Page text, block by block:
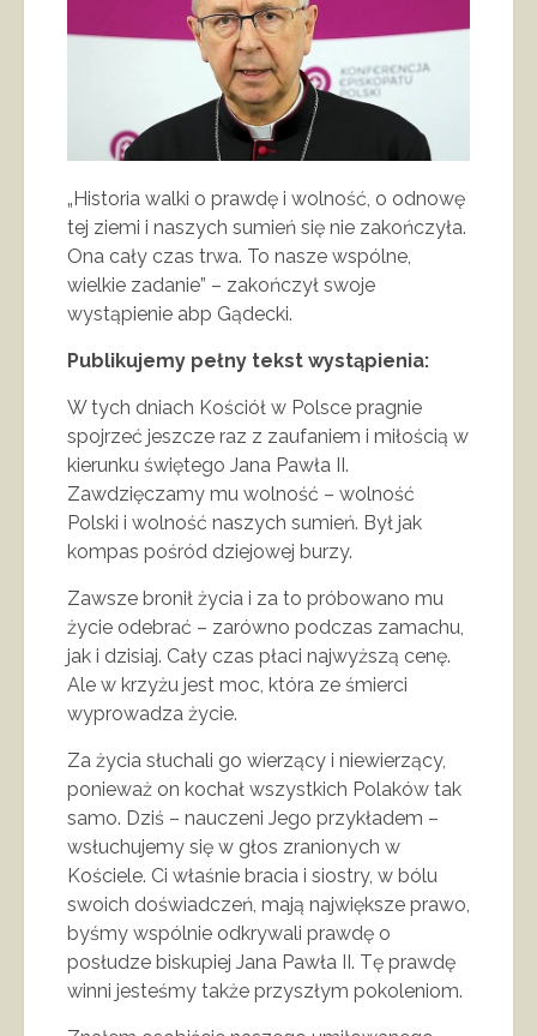
„Historia walki o prawdę i wolność, o odnowę
tej ziemi i naszych sumień się nie zakończyła.
Ona cały czas trwa. To nasze wspólne,
wielkie zadanie” – zakończył swoje
wystąpienie abp Gądecki.
Publikujemy pełny tekst wystąpienia:
W tych dniach Kościół w Polsce pragnie
spojrzeć jeszcze raz z zaufaniem i miłością w
kierunku świętego Jana Pawła II.
Zawdzięczamy mu wolność – wolność
Polski i wolność naszych sumień. Był jak
kompas pośród dziejowej burzy.
Zawsze bronił życia i za to próbowano mu
życie odebrać – zarówno podczas zamachu,
jak i dzisiaj. Cały czas płaci najwyższą cenę.
Ale w krzyżu jest moc, która ze śmierci
wyprowadza życie.
Za życia słuchali go wierzący i niewierzący,
ponieważ on kochał wszystkich Polaków tak
samo. Dziś – nauczeni Jego przykładem –
wsłuchujemy się w głos zranionych w
Kościele. Ci właśnie bracia i siostry, w bólu
swoich doświadczeń, mają największe prawo,
byśmy wspólnie odkrywali prawdę o
posłudze biskupiej Jana Pawła II. Tę prawdę
winni jesteśmy także przyszłym pokoleniom.